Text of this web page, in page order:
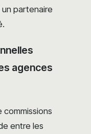
partenaire
agences
entre les